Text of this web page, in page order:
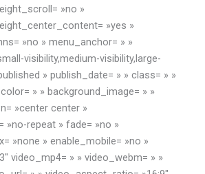
»no »
»yes »
»no » menu_anchor= » »
visibility,medium-visibility,large-
» publish_date= » » class= » »
» » background_image= » »
»center center »
»no-repeat » fade= »no »
»none » enable_mobile= »no »
video_mp4= » » video_webm= » »